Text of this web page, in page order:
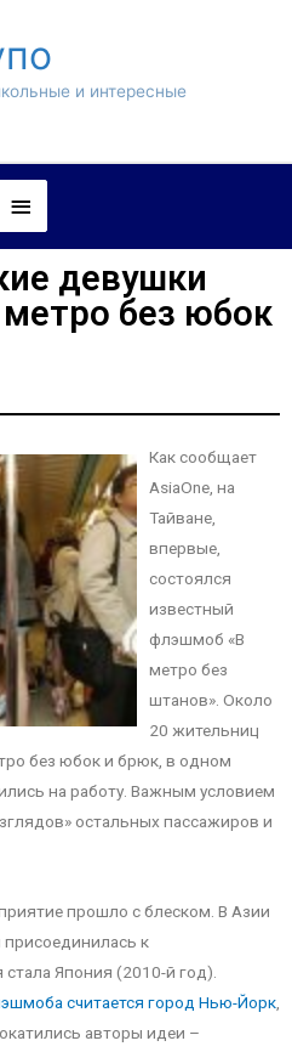
и интересные
девушки
без юбок
Как сообщает
AsiaOne, на
Тайване,
впервые,
состоялся
известный
флэшмоб «В
метро без
штанов». Около
20 жительниц
без юбок и брюк, в одном
на работу. Важным условием
остальных пассажиров и
прошло с блеском. В Азии
к
Япония (2010-й год).
считается город Нью-Йорк
авторы идеи –